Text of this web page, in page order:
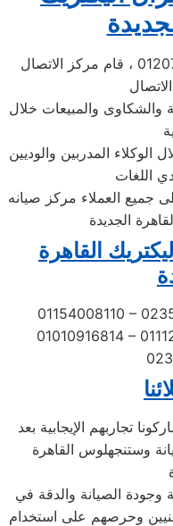
من خلال رقم الاتصال 01207619993 ، قام مركز الاتصال
والشكاوى والمبيعات خلال
المدربين والوديين
اللغات
جميع العملاء مركز صيانه
الجديدة
القاهرة
01154008110 –
01010916814 –
تجاربهم الإيجابية بعد
وستنجهلوس القاهرة
وجودة الصيانة والدقة في
وحرصهم على استخدام